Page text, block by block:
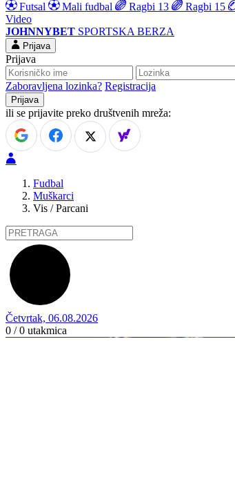
Futsal
Mali fudbal Ragbi 13 Ragbi 15
Video
JOHNNYBET SPORTSKA BERZA
Prijava
Prijava
Zaboravljena lozinka? Registracija
ili se prijavite preko društvenih mreža:
Fudbal
Muškarci
Vis / Parcani
Četvrtak, 06.08.2026
0 / 0 utakmica